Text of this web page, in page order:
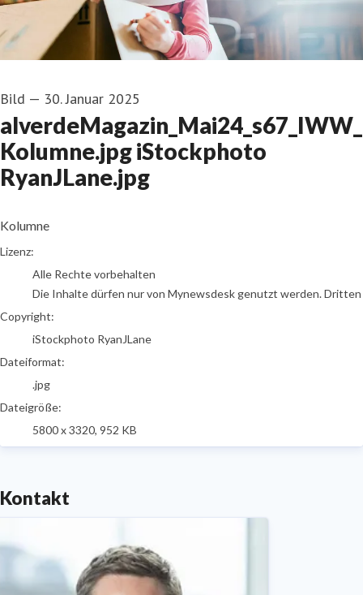
Bild — 30. Januar 2025
Kolumne.jpg iStockphoto
RyanJLane.jpg
Kolumne
go to media item
Lizenz:
Alle Rechte vorbehalten
Die Inhalte dürfen nur von Mynewsdesk genutzt werden.
Copyright:
iStockphoto RyanJLane
Dateiformat:
.jpg
Dateigröße:
5800 x 3320, 952 KB
Kontakt